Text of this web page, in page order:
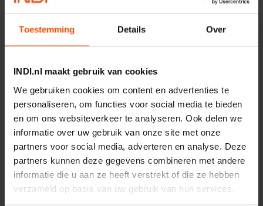
Toestemming Details Over
INDI.nl maakt gebruik van cookies
We gebruiken cookies om content en advertenties te
personaliseren, om functies voor social media te bieden
en om ons websiteverkeer te analyseren. Ook delen we
informatie over uw gebruik van onze site met onze
partners voor social media, adverteren en analyse. Deze
partners kunnen deze gegevens combineren met andere
informatie die u aan ze heeft verstrekt of die ze hebben
verzameld op basis van uw gebruik van hun services.
€ 219,68
Rotator CPR 5-01 50kN
4mm x Ø17mm
Artikelnummer: CPR501
Baltrotors
€ 19,99
incl. BTW
− +